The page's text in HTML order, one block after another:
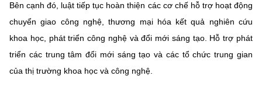
Giám đốc Trung tâm Truyền thông Khoa học và Công nghệ.
Liên hệ
Địa chỉ: Ban Biên tập Cổng TTĐT - 18 Nguyễn Du, TP. Hà Nội
Điện thoại: 024 3936 9506
Bên cạnh đó, luật tiếp tục hoàn thiện các cơ chế hỗ trợ hoạt động
chuyển giao công nghệ, thương mại hóa kết quả nghiên cứu
khoa học, phát triển công nghệ và đổi mới sáng tạo. Hỗ trợ phát
triển các trung tâm đổi mới sáng tạo và các tổ chức trung gian
của thị trường khoa học và công nghệ.